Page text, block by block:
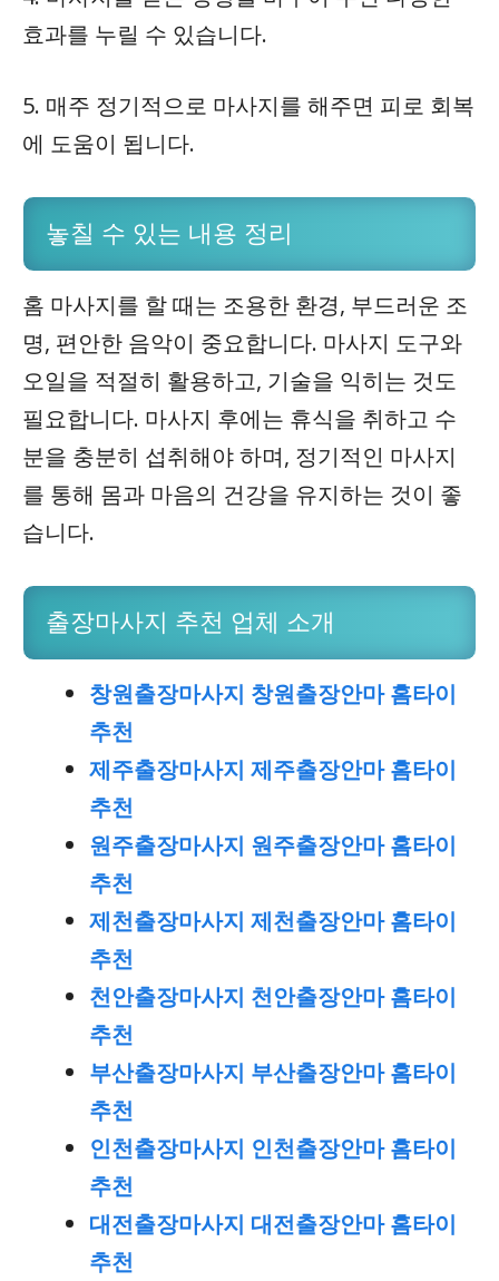
효과를 누릴 수 있습니다.
5. 매주 정기적으로 마사지를 해주면 피로 회복
에 도움이 됩니다.
놓칠 수 있는 내용 정리
홈 마사지를 할 때는 조용한 환경, 부드러운 조
명, 편안한 음악이 중요합니다. 마사지 도구와
오일을 적절히 활용하고, 기술을 익히는 것도
필요합니다. 마사지 후에는 휴식을 취하고 수
분을 충분히 섭취해야 하며, 정기적인 마사지
를 통해 몸과 마음의 건강을 유지하는 것이 좋
습니다.
출장마사지 추천 업체 소개
창원출장마사지 창원출장안마 홈타이
추천
제주출장마사지 제주출장안마 홈타이
추천
원주출장마사지 원주출장안마 홈타이
추천
제천출장마사지 제천출장안마 홈타이
추천
천안출장마사지 천안출장안마 홈타이
추천
부산출장마사지 부산출장안마 홈타이
추천
인천출장마사지 인천출장안마 홈타이
추천
대전출장마사지 대전출장안마 홈타이
추천